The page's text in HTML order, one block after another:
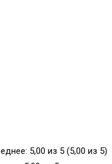
(5,00 из 5)